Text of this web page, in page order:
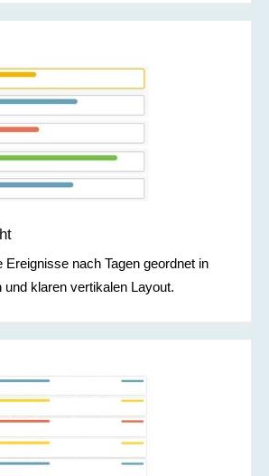
Ereignisse nach Tagen geordnet in
und klaren vertikalen Layout.